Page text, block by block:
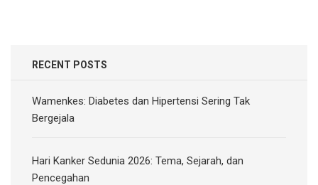
RECENT POSTS
Wamenkes: Diabetes dan Hipertensi Sering Tak
Bergejala
Hari Kanker Sedunia 2026: Tema, Sejarah, dan
Pencegahan